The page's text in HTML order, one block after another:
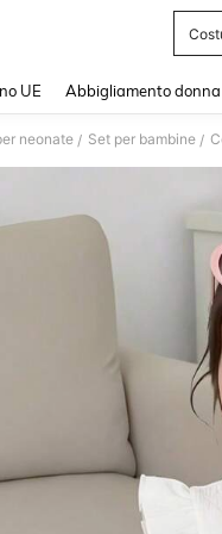
UE Abbigliamento donna
neonate / Set per bambine /